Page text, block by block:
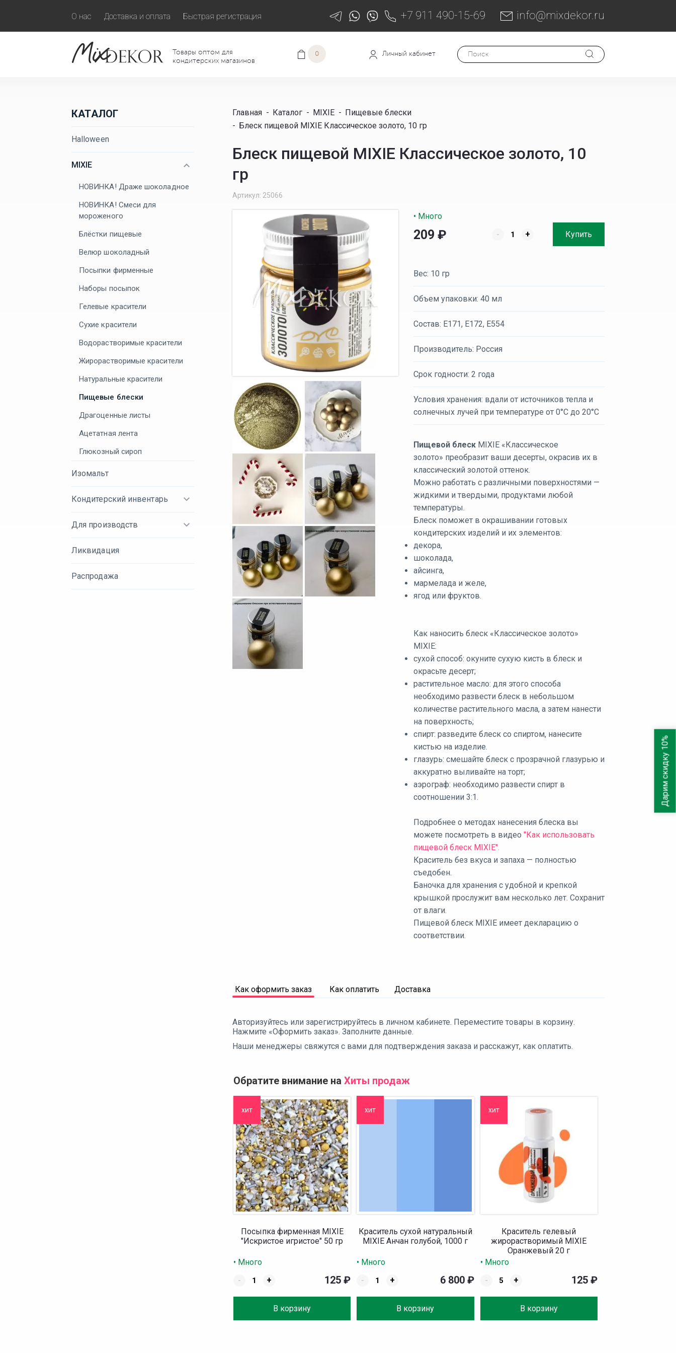
О нас Доставка и оплата Быстрая регистрация +7 911 490-15-69 info@mixdekor.ru
Товары оптом для
кондитерских магазинов
0 Личный кабинет
КАТАЛОГ
Halloween
MIXIE
НОВИНКА! Драже шоколадное
НОВИНКА! Смеси для
мороженого
Блёстки пищевые
Велюр шоколадный
Посыпки фирменные
Наборы посыпок
Гелевые красители
Сухие красители
Водорастворимые красители
Жирорастворимые красители
Натуральные красители
Пищевые блески
Драгоценные листы
Ацетатная лента
Глюкозный сироп
Изомальт
Кондитерский инвентарь
Для производств
Ликвидация
Распродажа
Главная - Каталог - MIXIE - Пищевые блески
- Блеск пищевой MIXIE Классическое золото, 10 гр
Блеск пищевой MIXIE Классическое золото, 10
гр
Артикул: 25066
• Много
209 ₽ - + Купить
Вес: 10 гр
Объем упаковки: 40 мл
Состав: Е171, Е172, Е554
Производитель: Россия
Срок годности: 2 года
Условия хранения: вдали от источников тепла и
солнечных лучей при температуре от 0°C до 20°C
Пищевой блеск MIXIE «Классическое
золото» преобразит ваши десерты, окрасив их в
классический золотой оттенок.
Можно работать с различными поверхностями —
жидкими и твердыми, продуктами любой
температуры.
Блеск поможет в окрашивании готовых
кондитерских изделий и их элементов:
декора,
шоколада,
айсинга,
мармелада и желе,
ягод или фруктов.
Как наносить блеск «Классическое золото»
MIXIE:
сухой способ: окуните сухую кисть в блеск и
окрасьте десерт;
растительное масло: для этого способа
необходимо развести блеск в небольшом
количестве растительного масла, а затем нанести
на поверхность;
спирт: разведите блеск со спиртом, нанесите
кистью на изделие.
глазурь: смешайте блеск с прозрачной глазурью и
аккуратно выливайте на торт;
аэрограф: необходимо развести спирт в
соотношении 3:1.
Подробнее о методах нанесения блеска вы
можете посмотреть в видео "Как использовать
пищевой блеск MIXIE".
Краситель без вкуса и запаха — полностью
съедобен.
Баночка для хранения с удобной и крепкой
крышкой прослужит вам несколько лет. Сохранит
от влаги.
Пищевой блеск MIXIE имеет декларацию о
соответствии.
Как оформить заказ Как оплатить Доставка
Авторизуйтесь или зарегистрируйтесь в личном кабинете. Переместите товары в корзину.
Нажмите «Оформить заказ». Заполните данные.
Наши менеджеры свяжутся с вами для подтверждения заказа и расскажут, как оплатить.
Обратите внимание на Хиты продаж
хит
Посыпка фирменная MIXIE
"Искристое игристое" 50 гр
• Много
-
+
В корзину
125₽
хит
Краситель сухой натуральный
MIXIE Анчан голубой, 1000 г
• Много
-
+
В корзину
6 800 ₽
хит
Краситель гелевый
жирорастворимый MIXIE
Оранжевый 20 г
• Много
-
+
В корзину
125 ₽
Дарим скидку 10%